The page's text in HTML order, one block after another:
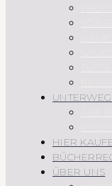
HIER
ÜBER UNS